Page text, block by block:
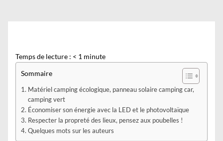
Temps de lecture : < 1 minute
Sommaire
Matériel camping écologique, panneau solaire camping car,
camping vert
Économiser son énergie avec la LED et le photovoltaïque
Respecter la propreté des lieux, pensez aux poubelles !
Quelques mots sur les auteurs